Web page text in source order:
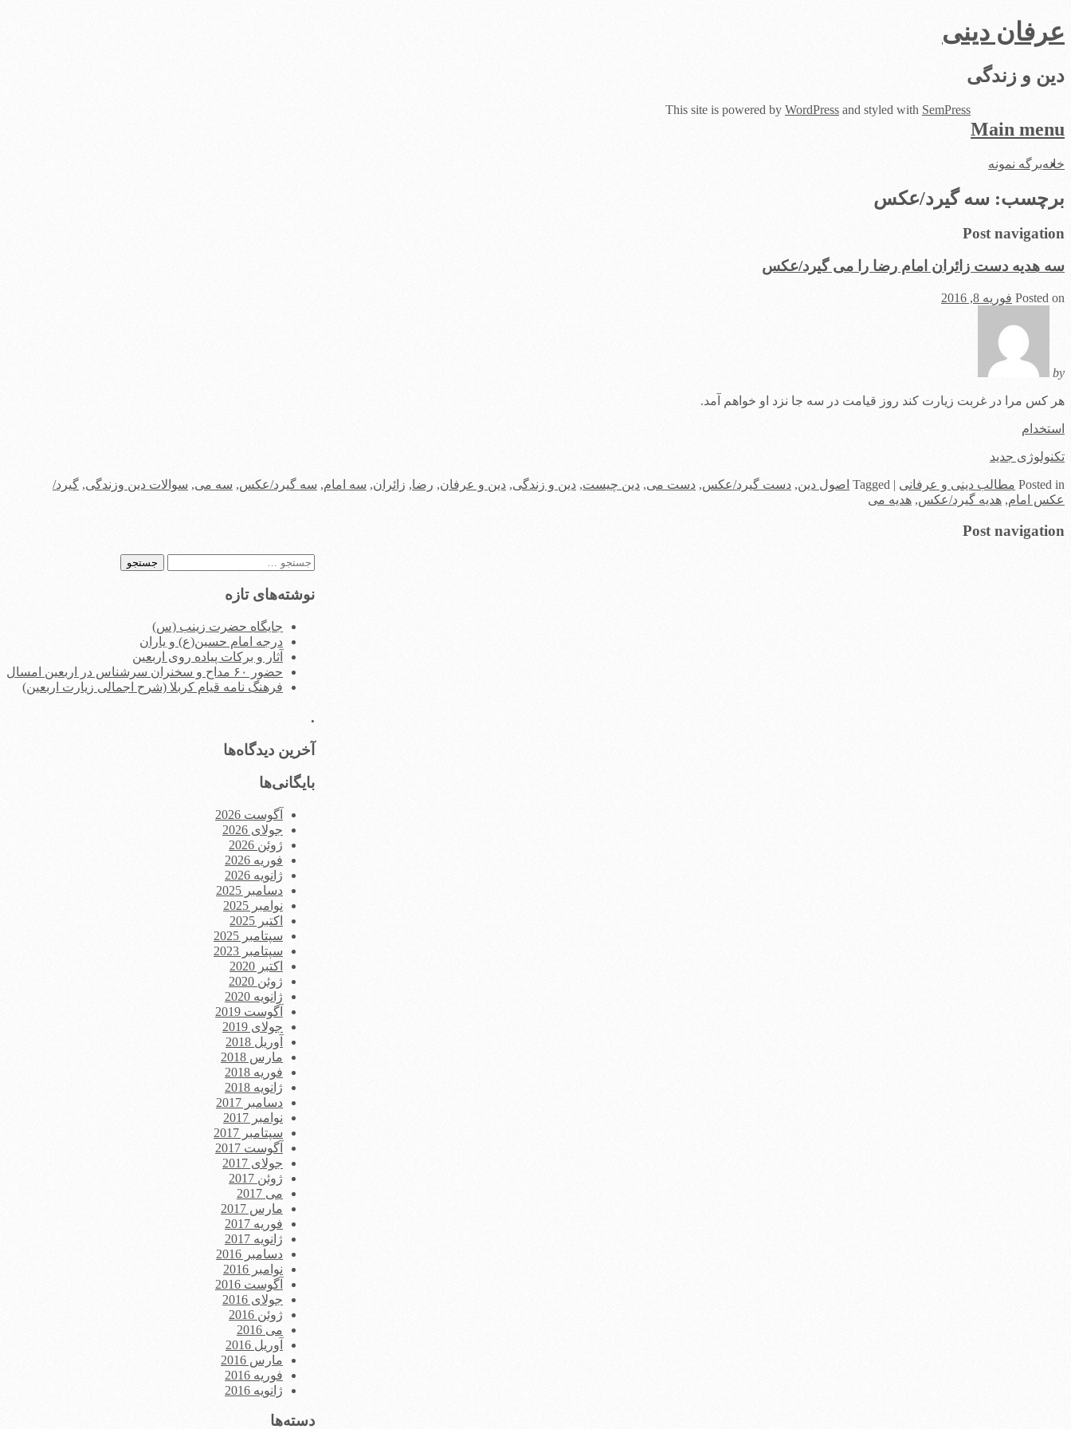
عرفان دینی
دین و زندگی
Main menu
Skip
خانهبرگه نمونه
برچسب: سه گیرد/عکس
Post navigation
سه هدیه دست زائران امام رضا را می گیرد/عکس
Posted on فوریه 8, 2016
by
هر كس مرا در غربت زيارت كند روز قيامت در سه جا نزد او خواهم آمد.
استخدام
تکنولوژی جدید
Posted in مطالب دینی و عرفانی |
Tagged اصول دین, دست گیرد/عکس, دست می, دین چیست, دین و زندگی, دین و عرفان, رضا, زائران, سه امام, سه گیرد/عکس, سه می, سوالات دین وزندگی, گیرد/
عکس امام, هدیه گیرد/عکس, هدیه می
Post navigation
جستجو
نوشته‌های تازه
جایگاه حضرت زینب (س)
درجه امام حسین(ع) و یاران
آثار و برکات پیاده روی اربعین
حضور ۶۰ مداح و سخنران سرشناس در اربعین امسال
فرهنگ نامه قیام کربلا (شرح اجمالی زیارت اربعین)
.
آخرین دیدگاه‌ها
بایگانی‌ها
آگوست 2026
جولای 2026
ژوئن 2026
فوریه 2026
ژانویه 2026
دسامبر 2025
نوامبر 2025
اکتبر 2025
سپتامبر 2025
سپتامبر 2023
اکتبر 2020
ژوئن 2020
ژانویه 2020
آگوست 2019
جولای 2019
آوریل 2018
مارس 2018
فوریه 2018
ژانویه 2018
دسامبر 2017
نوامبر 2017
سپتامبر 2017
آگوست 2017
جولای 2017
ژوئن 2017
می 2017
مارس 2017
فوریه 2017
ژانویه 2017
دسامبر 2016
نوامبر 2016
آگوست 2016
جولای 2016
ژوئن 2016
می 2016
آوریل 2016
مارس 2016
فوریه 2016
ژانویه 2016
دسته‌ها
This site is powered by WordPress and styled with SemPress